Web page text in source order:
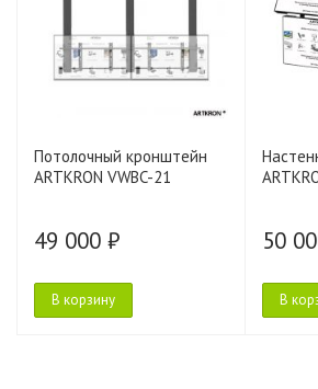
Потолочный кронштейн
ARTKRON VWBC-21
49 000 ₽
В корзину
50
В